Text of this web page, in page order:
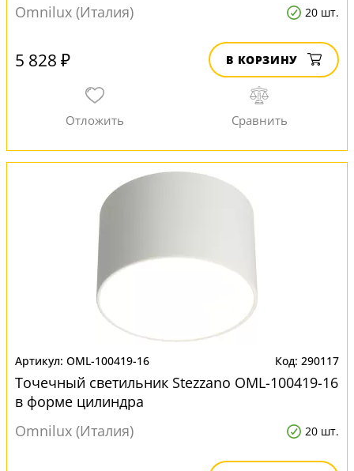
Omnilux (Италия)
20 шт.
5 828 ₽ В КОРЗИНУ
OML-100419-16 290117
Точечный светильник Stezzano OML-100419-16
в форме цилиндра
Omnilux (Италия)
20 шт.